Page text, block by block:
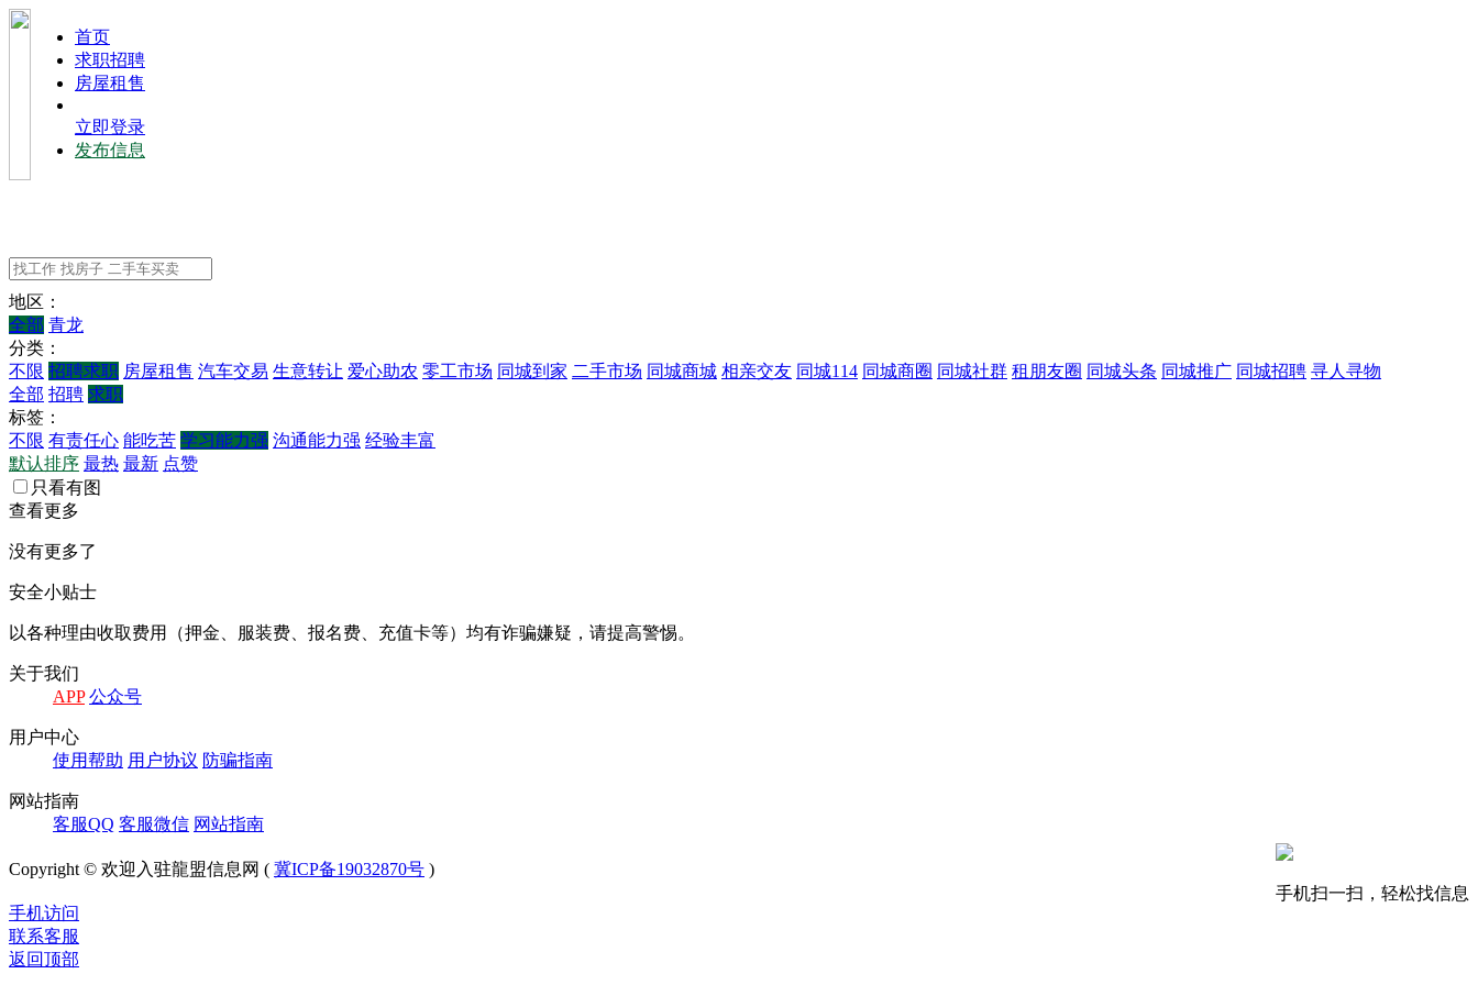
⾸⻚
求职招聘
房屋租售
立即登录
发布信息
地区：
全部 青龙
分类：
不限 招聘求职 房屋租售 汽车交易 生意转让 爱心助农 零工市场 同城到家 二手市场 同城商城 相亲交友 同城114 同城商圈 同城社群 租朋友圈 同城头条 同城推广 同城招聘 寻人寻物
全部 招聘 求职
标签：
不限 有责任心 能吃苦 学习能力强 沟通能力强 经验丰富
默认排序 最热 最新 点赞
只看有图
查看更多
没有更多了
安全小贴士
以各种理由收取费⽤（押⾦、服装费、报名费、充值卡等）均有诈骗嫌疑，请提⾼警惕。
关于我们
APP 公众号
⽤户中⼼
使⽤帮助 ⽤户协议 防骗指南
⽹站指南
客服QQ 客服微信 ⽹站指南
手机扫一扫，轻松找信息
Copyright © 欢迎入驻龍盟信息网 ( 冀ICP备19032870号 )
手机访问
联系客服
返回顶部